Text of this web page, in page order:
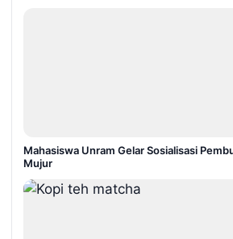
Mahasiswa Unram Gelar Sosialisasi
Mujur